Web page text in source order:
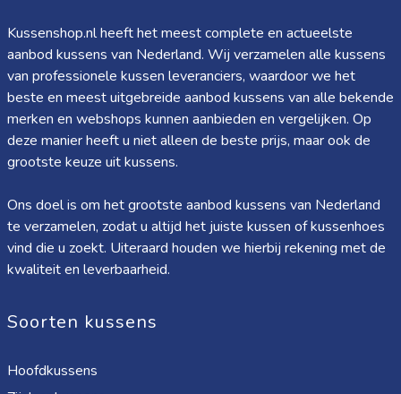
Kussenshop.nl heeft het meest complete en actueelste
aanbod kussens van Nederland. Wij verzamelen alle kussens
van professionele kussen leveranciers, waardoor we het
beste en meest uitgebreide aanbod kussens van alle bekende
merken en webshops kunnen aanbieden en vergelijken. Op
deze manier heeft u niet alleen de beste prijs, maar ook de
grootste keuze uit kussens.
Ons doel is om het grootste aanbod kussens van Nederland
te verzamelen, zodat u altijd het juiste kussen of kussenhoes
vind die u zoekt. Uiteraard houden we hierbij rekening met de
kwaliteit en leverbaarheid.
Soorten kussens
Hoofdkussens